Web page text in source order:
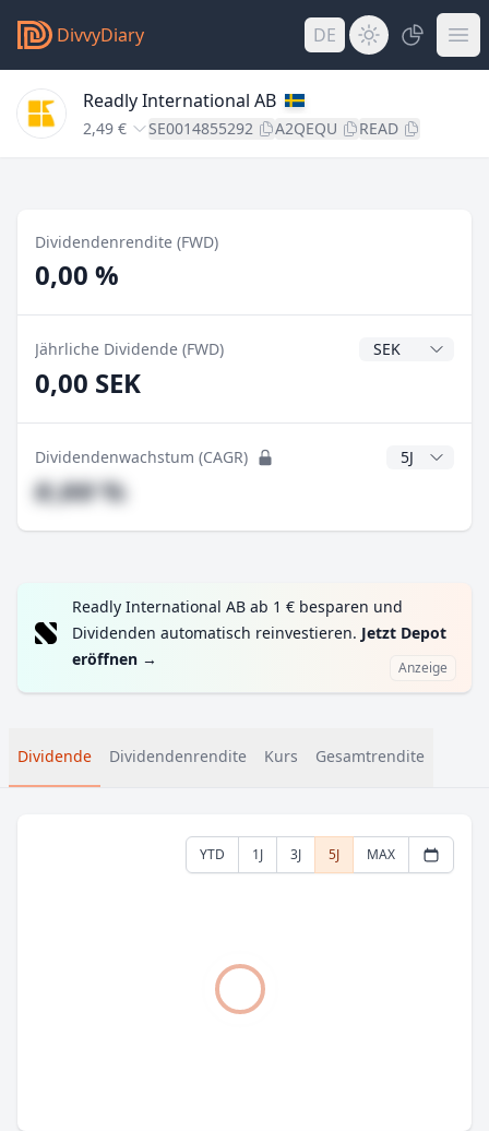
DivvyDiary DE
Readly International AB
2,49 € SE0014855292 A2QEQU READ
Dividendenrendite (FWD)
0,00 %
Jährliche Dividende (FWD)
0,00 SEK
Dividendenwachstum (CAGR) CAGR Jahre
#,## %
Readly International AB ab 1 € besparen und
Dividenden automatisch reinvestieren. Jetzt Depot
eröffnen → Anzeige
Dividende Dividendenrendite Kurs Gesamtrendite
YTD 1J 3J 5J MAX